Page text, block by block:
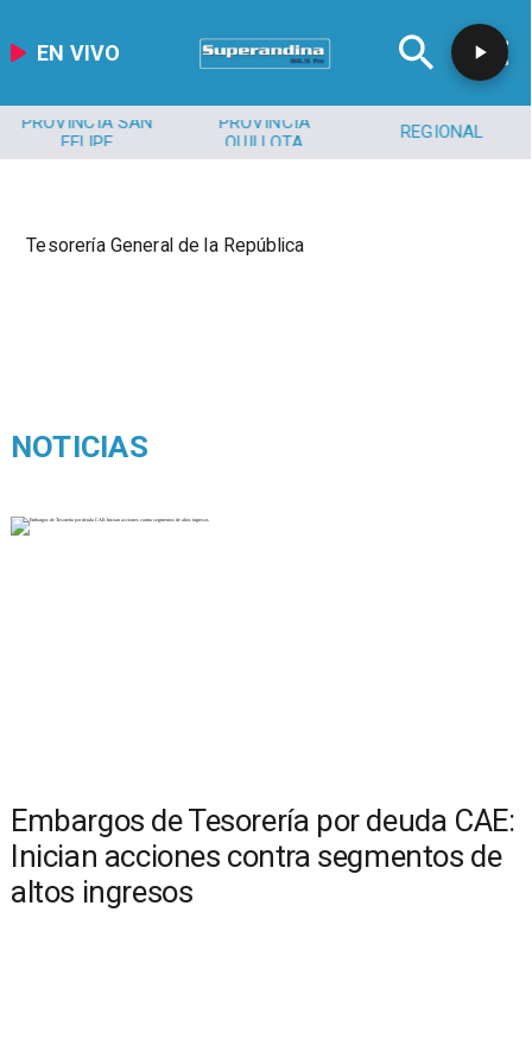
EN VIVO
PROVINCIA SAN
FELIPE
PROVINCIA
QUILLOTA
REGIONAL
Tesorería General de la República
NOTICIAS
Embargos de Tesorería por deuda CAE:
Inician acciones contra segmentos de
altos ingresos